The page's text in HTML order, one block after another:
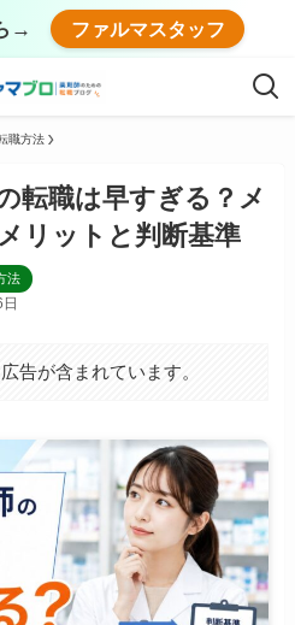
→ ファルマスタッフ
職方法
転職は早すぎる？メ
リットと判断基準
法
告が含まれています。